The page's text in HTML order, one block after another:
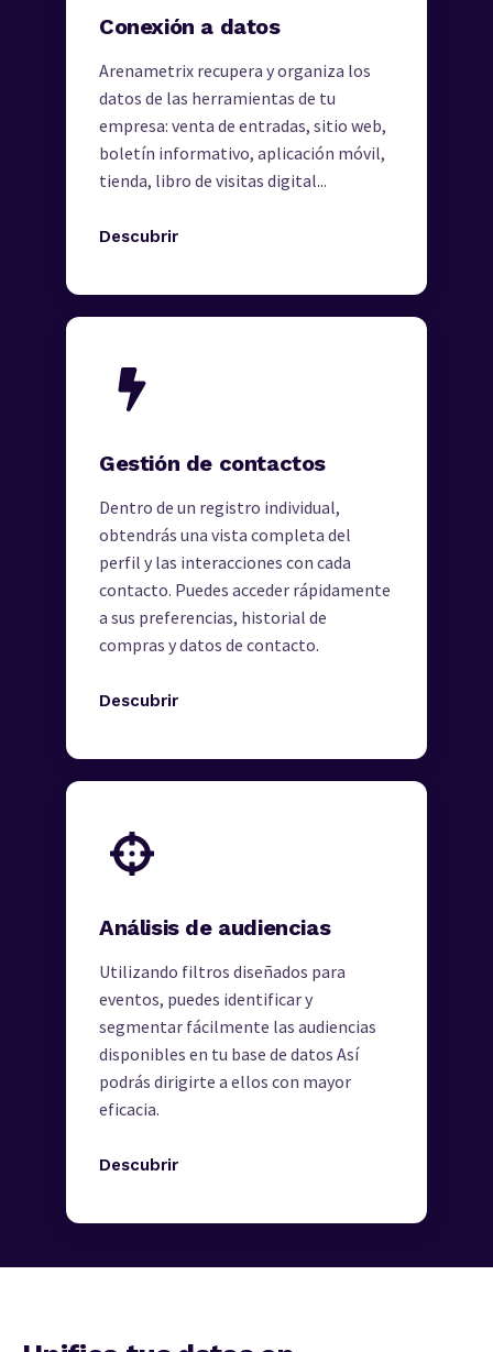
Conexión a datos
Arenametrix recupera y organiza los
datos de las herramientas de tu
empresa: venta de entradas, sitio web,
boletín informativo, aplicación móvil,
tienda, libro de visitas digital...
Descubrir
Gestión de contactos
Dentro de un registro individual,
obtendrás una vista completa del
perfil y las interacciones con cada
contacto. Puedes acceder rápidamente
a sus preferencias, historial de
compras y datos de contacto.
Descubrir
Análisis de audiencias
Utilizando filtros diseñados para
eventos, puedes identificar y
segmentar fácilmente las audiencias
disponibles en tu base de datos Así
podrás dirigirte a ellos con mayor
eficacia.
Descubrir